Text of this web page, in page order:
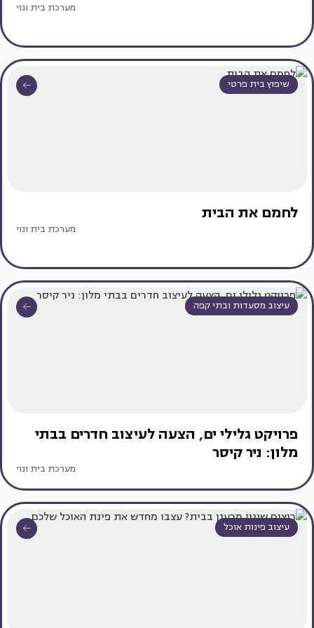
מערכת בית ונוי
שיפוץ בית פרטי
לחמם את הבית
מערכת בית ונוי
עיצוב מסעדות ובתי קפה
פרויקט גלילי ים, הצעה לעיצוב חדרים בבתי
מלון: ניר קיסר
מערכת בית ונוי
עיצוב פינות אוכל